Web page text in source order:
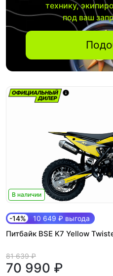
технику,
под ваш
В наличии
-14% 10 649 ₽ выгода
Питбайк BSE K7 Yellow
81 639 ₽
70 990 ₽